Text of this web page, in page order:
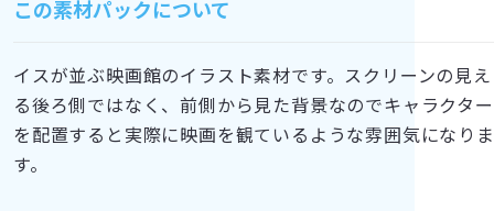
この素材パックについて
イスが並ぶ映画館のイラスト素材です。スクリーンの見え
る後ろ側ではなく、前側から見た背景なのでキャラクター
を配置すると実際に映画を観ているような雰囲気になりま
す。